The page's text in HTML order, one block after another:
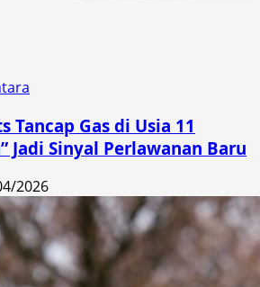
Tancap Gas di Usia 11
Jadi Sinyal Perlawanan Baru
2026